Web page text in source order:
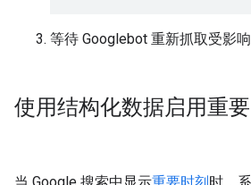
等待 Googlebot 重新抓取受影响
使用结构化数据启用重